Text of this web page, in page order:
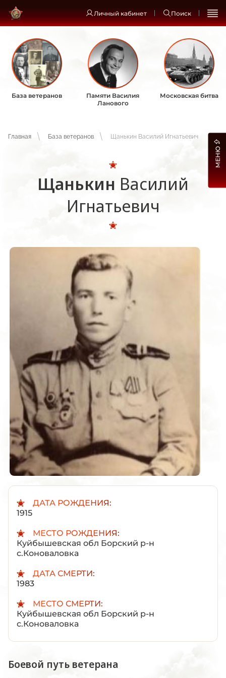
Личный кабинет Поиск
База ветеранов
Памяти Василия
Ланового
Московская битва
Главная База ветеранов Щанькин Василий Игнатьевич
Щанькин Василий
Игнатьевич
ДАТА РОЖДЕНИЯ:
1915
МЕСТО РОЖДЕНИЯ:
Куйбышевская обл Борский р-н
с.Коноваловка
ДАТА СМЕРТИ:
1983
МЕСТО СМЕРТИ:
Куйбышевская обл Борский р-н
с.Коноваловка
Боевой путь ветерана
МЕНЮ